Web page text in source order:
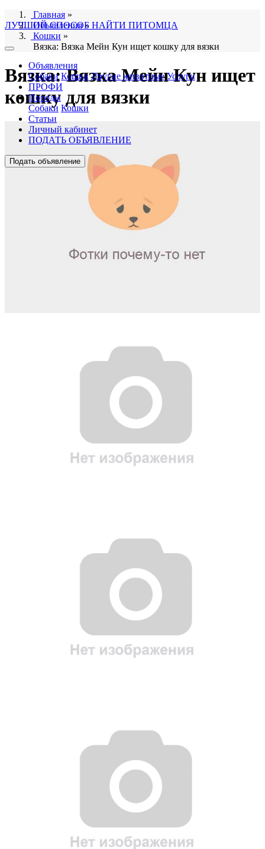
ЛУЧШИЙ СПОСОБ НАЙТИ ПИТОМЦА
Объявления
Собаки Кошки Другие животные Услуги
ПРОФИ
Породы
Собаки Кошки
Статьи
Личный кабинет
ПОДАТЬ ОБЪЯВЛЕНИЕ
Подать объявление
Главная »
Объявления»
Кошки »
Вязка: Вязка Мейн Кун ищет кошку для вязки
Вязка: Вязка Мейн Кун ищет
кошку для вязки